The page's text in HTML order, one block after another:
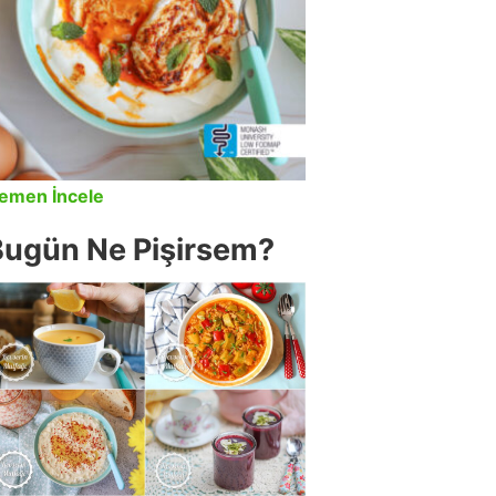
İncele
Ne Pişirsem?